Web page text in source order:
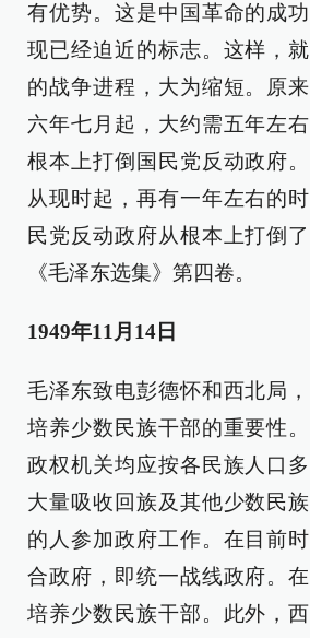
有优势。这是中国革命的成
现已经迫近的标志。这样，
的战争进程，大为缩短。原
六年七月起，大约需五年左
根本上打倒国民党反动政府
从现时起，再有一年左右的
民党反动政府从根本上打倒
《毛泽东选集》第四卷。
1949年11月14日
毛泽东致电彭德怀和西北局，
培养少数民族干部的重要性
政权机关均应按各民族人口
大量吸收回族及其他少数民
的人参加政府工作。在目前
合政府，即统一战线政府。
培养少数民族干部。此外，